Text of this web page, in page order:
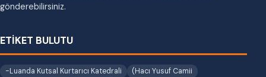
gönderebilirsiniz.
ETİKET BULUTU
-Luanda Kutsal Kurtarıcı Katedrali
(Hacı Yusuf Camii